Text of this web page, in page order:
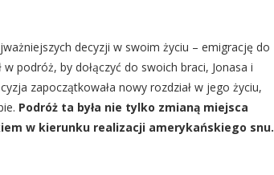
decyzji w swoim życiu – emigrację do
podróż, by dołączyć do swoich braci, Jonasa i
zapoczątkowała nowy rozdział w jego życiu,
Podróż ta była nie tylko zmianą miejsca
w kierunku realizacji amerykańskiego snu.